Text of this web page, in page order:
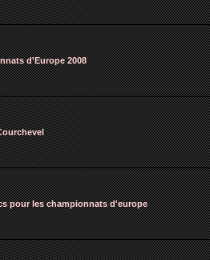
d'Europe 2008
pour les championnats d'europe